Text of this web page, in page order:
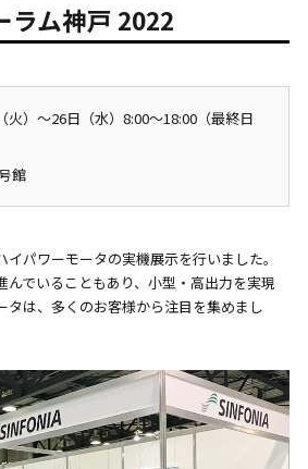
ラム神戸 2022
火）〜26日（水）8:00～18:00（最終日
館
パワーモータの実機展示を行いました。
んでいることもあり、小型・高出力を実現
タは、多くのお客様から注目を集めまし